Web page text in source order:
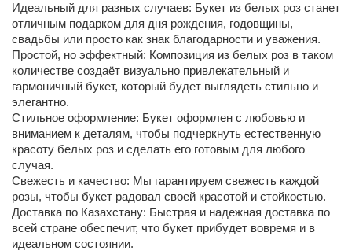
Идеальный для разных случаев: Букет из белых роз станет
отличным подарком для дня рождения, годовщины,
свадьбы или просто как знак благодарности и уважения.
Простой, но эффектный: Композиция из белых роз в таком
количестве создаёт визуально привлекательный и
гармоничный букет, который будет выглядеть стильно и
элегантно.
Стильное оформление: Букет оформлен с любовью и
вниманием к деталям, чтобы подчеркнуть естественную
красоту белых роз и сделать его готовым для любого
случая.
Свежесть и качество: Мы гарантируем свежесть каждой
розы, чтобы букет радовал своей красотой и стойкостью.
Доставка по Казахстану: Быстрая и надежная доставка по
всей стране обеспечит, что букет прибудет вовремя и в
идеальном состоянии.